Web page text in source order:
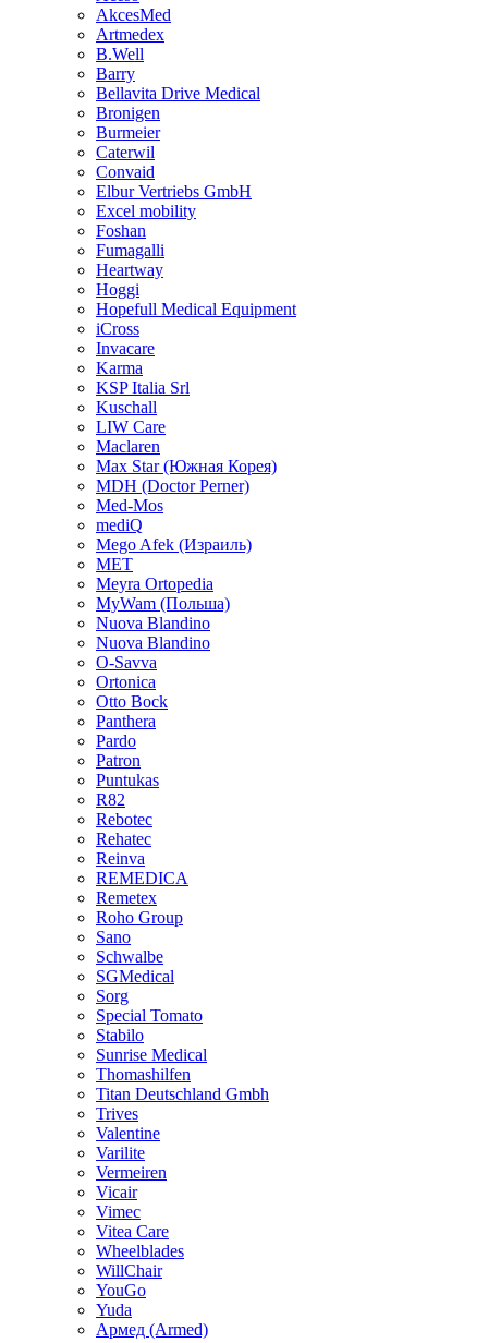
AkcesMed
Artmedex
B.Well
Barry
Bellavita Drive Medical
Bronigen
Burmeier
Caterwil
Convaid
Elbur Vertriebs GmbH
Excel mobility
Foshan
Fumagalli
Heartway
Hoggi
Hopefull Medical Equipment
iCross
Invacare
Karma
KSP Italia Srl
Kuschall
LIW Care
Maclaren
Max Star (Южная Корея)
MDH (Doctor Perner)
Med-Mos
mediQ
Mego Afek (Израиль)
MET
Meyra Ortopedia
MyWam (Польша)
Nuova Blandino
Nuova Blandino
O-Savva
Ortonica
Otto Bock
Panthera
Pardo
Patron
Puntukas
R82
Rebotec
Rehatec
Reinva
REMEDICA
Remetex
Roho Group
Sano
Schwalbe
SGMedical
Sorg
Special Tomato
Stabilo
Sunrise Medical
Thomashilfen
Titan Deutschland Gmbh
Trives
Valentine
Varilite
Vermeiren
Vicair
Vimec
Vitea Care
Wheelblades
WillChair
YouGo
Yuda
Армед (Armed)